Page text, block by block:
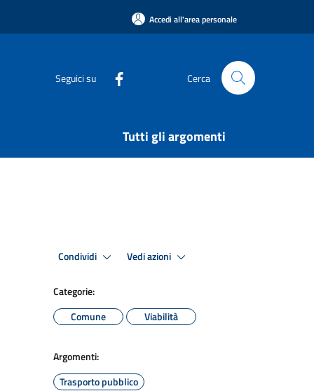
Accedi all'area personale
Seguici su Cerca
Tutti gli argomenti
Condividi Vedi azioni
Categorie:
Comune
Viabilità
Argomenti:
Trasporto pubblico